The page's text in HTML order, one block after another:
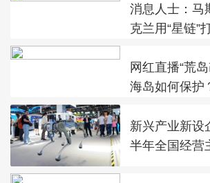
消息人士：马
克兰用“星链”
网红直播“荒
海岛如何保护
新兴产业新设
半年全国经营